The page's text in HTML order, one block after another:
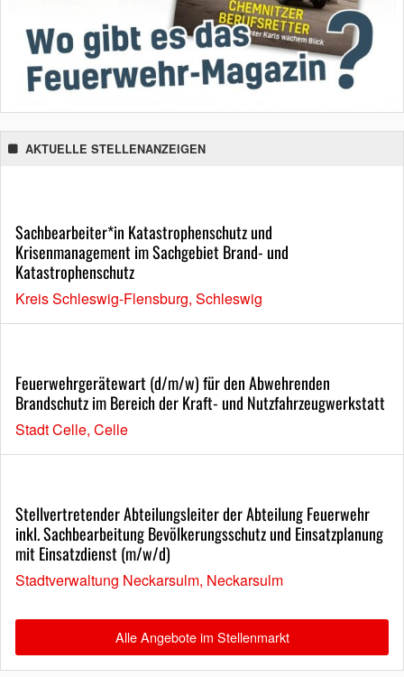
AKTUELLE STELLENANZEIGEN
Sachbearbeiter*in Katastrophenschutz und
Krisenmanagement im Sachgebiet Brand- und
Katastrophenschutz
Kreis Schleswig-Flensburg, Schleswig
Feuerwehrgerätewart (d/m/w) für den Abwehrenden
Brandschutz im Bereich der Kraft- und Nutzfahrzeugwerkstatt
Stadt Celle, Celle
Stellvertretender Abteilungsleiter der Abteilung Feuerwehr
inkl. Sachbearbeitung Bevölkerungsschutz und Einsatzplanung
mit Einsatzdienst (m/w/d)
Stadtverwaltung Neckarsulm, Neckarsulm
Alle Angebote im Stellenmarkt